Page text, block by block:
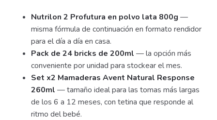
Nutrilon 2 Profutura en polvo lata 800g —
misma fórmula de continuación en formato rendidor
para el día a día en casa.
Pack de 24 bricks de 200ml — la opción más
conveniente por unidad para stockear el mes.
Set x2 Mamaderas Avent Natural Response
260ml — tamaño ideal para las tomas más largas
de los 6 a 12 meses, con tetina que responde al
ritmo del bebé.